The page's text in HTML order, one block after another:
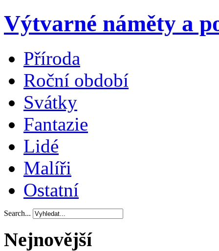
Výtvarné náměty a
Příroda
Roční období
Svátky
Fantazie
Lidé
Malíři
Ostatní
Search...
Nejnovější